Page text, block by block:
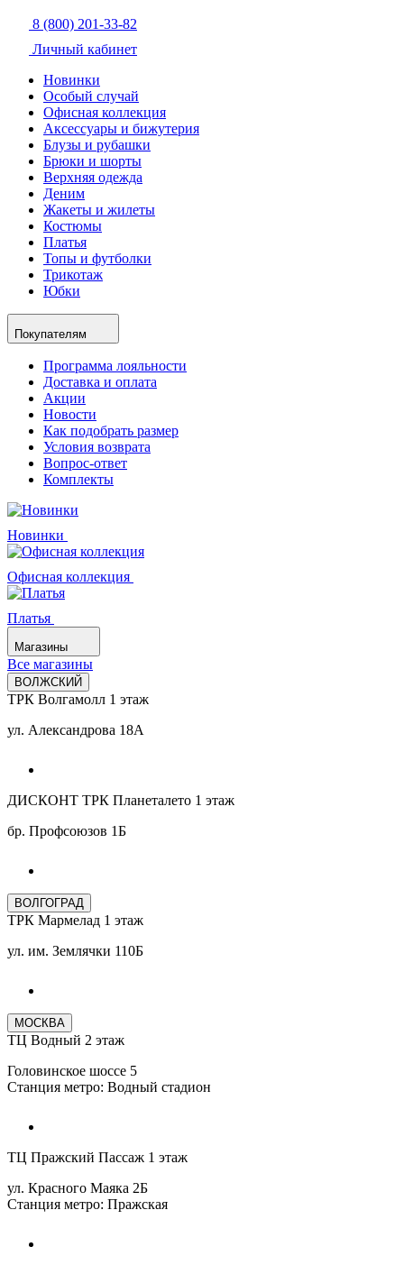
8 (800) 201-33-82
Личный кабинет
Новинки
Особый случай
Офисная коллекция
Аксессуары и бижутерия
Блузы и рубашки
Брюки и шорты
Верхняя одежда
Деним
Жакеты и жилеты
Костюмы
Платья
Топы и футболки
Трикотаж
Юбки
Покупателям
Программа лояльности
Доставка и оплата
Акции
Новости
Как подобрать размер
Условия возврата
Вопрос-ответ
Комплекты
Новинки
Офисная коллекция
Платья
Магазины
Все магазины
ВОЛЖСКИЙ
ТРК Волгамолл 1 этаж
ул. Александрова 18А
ДИСКОНТ ТРК Планеталето 1 этаж
бр. Профсоюзов 1Б
ВОЛГОГРАД
ТРК Мармелад 1 этаж
ул. им. Землячки 110Б
МОСКВА
ТЦ Водный 2 этаж
Головинское шоссе 5
Станция метро: Водный стадион
ТЦ Пражский Пассаж 1 этаж
ул. Красного Маяка 2Б
Станция метро: Пражская